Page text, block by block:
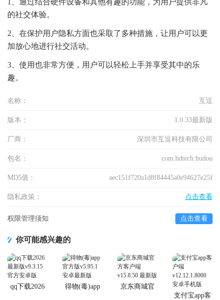
1、通过结合硬件设备和其他有趣的功能，为用户提供非凡
的社交体验。
2、在保护用户隐私方面也采取了多种措施，让用户可以更
加放心地进行社交活动。
3、使用也非常方便，用户可以轻松上手并享受其中的乐
趣。
名称： 互逗
版本： 1.0.33最新版
厂商： 深圳市互逗科技有限公司
包名： com.hdtech.hudou
MD5值： aec151f720a1d8f84445a0e94627e25f
隐私政策： 点击查看
权限管理须知 点击查看
你可能感兴趣的
qq下载2026
得物(毒)app
京东商城官
支付宝app客